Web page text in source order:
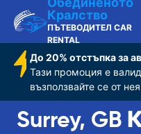
Кралство
ПЪТЕВОДИТЕЛ CAR
RENTAL
До 20% отстъпка за
Тази промоция е
възползвайте се от
Surrey, GB